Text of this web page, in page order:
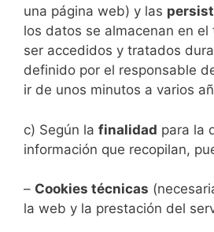
una página web) y las
los datos se almacenan en el
ser accedidos y tratados
definido por el responsable
ir de unos minutos a varios
c) Según la finalidad para la
información que recopilan,
– Cookies técnicas
la web y la prestación del